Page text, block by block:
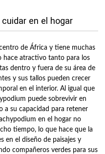
en el hogar
de África y tiene muchas
hace atractivo tanto para los
dentro y fuera de su área de
y sus tallos pueden crecer
en el interior. Al igual que
puede sobrevivir en
a su capacidad para retener
en el hogar no
tiempo, lo que hace que la
en el diseño de paisajes y
compañeros verdes para sus